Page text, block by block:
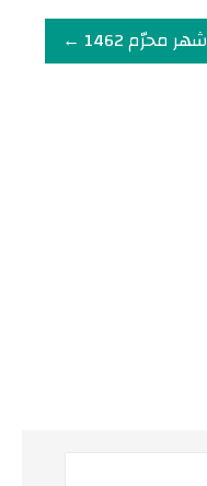
شهر محرّم 1462 ←